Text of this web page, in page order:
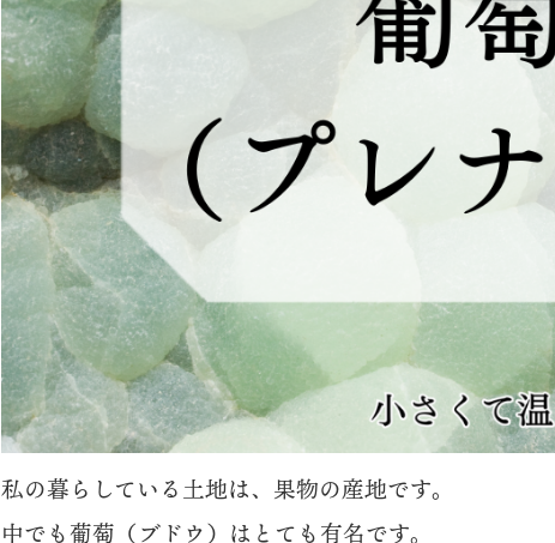
私の暮らしている土地は、果物の産地です。
中でも葡萄（ブドウ）はとても有名です。